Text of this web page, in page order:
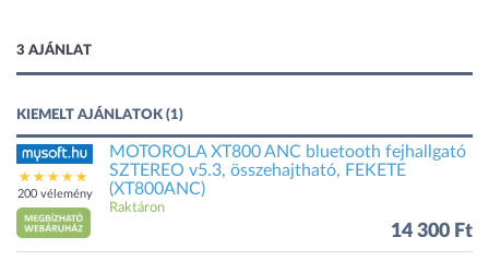
3 AJÁNLAT
KIEMELT AJÁNLATOK (1)
200 vélemény
MOTOROLA XT800 ANC bluetooth fejhallgató
SZTEREO v5.3, összehajtható, FEKETE
(XT800ANC)
Raktáron
14 300 Ft